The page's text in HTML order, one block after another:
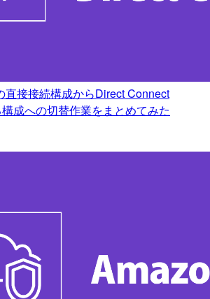
直接接続構成からDirect Connect
成への切替作業をまとめてみた